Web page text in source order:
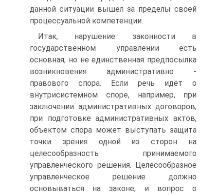
данной ситуации вышел за пределы своей
процессуальной компетенции.
Итак, нарушение законности в
государственном управлении есть
основная, но не единственная предпосылка
возникновения административно -
правового спора. Если речь идёт о
внутрисистемном споре, например, при
заключении административных договоров,
при подготовке административных актов,
объектом спора может выступать защита
точки зрения одной из сторон на
целесообразность принимаемого
управленческого решения. Целесообразное
управленческое решение должно
основываться на законе, и вопрос о